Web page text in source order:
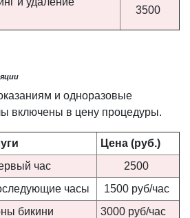
3500
и одноразовые
включены в цену процедуры.
Цена (руб.)
час
2500
часы
1500 руб/час
бикини
3000 руб/час